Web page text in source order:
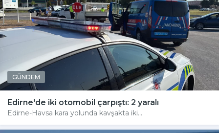
GÜNDEM
Edirne'de iki otomobil çarpıştı: 2 yaralı
Edirne-Havsa kara yolunda kavşakta iki...